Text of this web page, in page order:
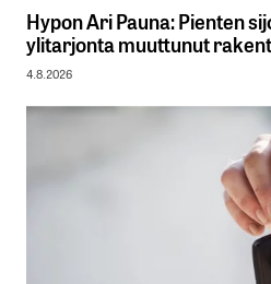
Hypon Ari Pauna: Pienten
ylitarjonta muuttunut
4.8.2026